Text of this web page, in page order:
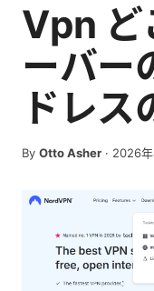
Vpn ど
ーバー
ドレス
By Otto Asher · 2026